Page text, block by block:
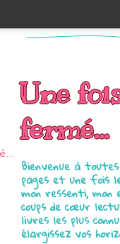
Une
fermé...
Bienvenue à
pages et une fois
mon ressenti, mon
coups de cœur
livres les plus
élargissez vos